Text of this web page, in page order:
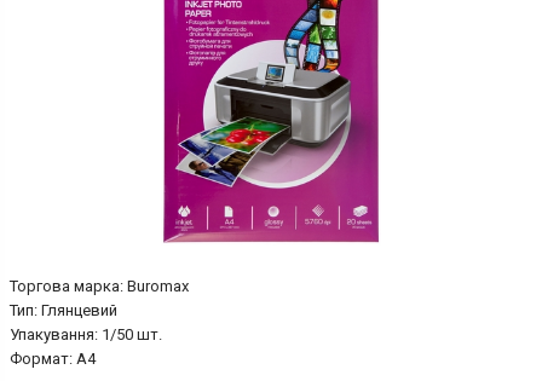
Торгова марка: Buromax
Тип: Глянцевий
Упакування: 1/50 шт.
Формат: А4